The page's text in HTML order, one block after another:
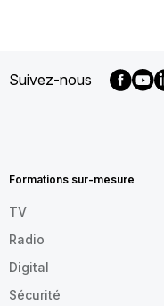
Suivez-nous
FR
Formations sur-mesure
TV
Radio
Digital
Sécurité